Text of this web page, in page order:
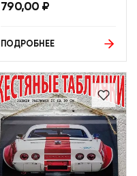
790,00 ₽
ПОДРОБНЕЕ